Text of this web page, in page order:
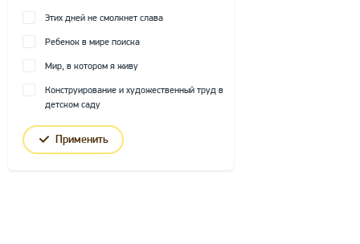
Этих дней не смолкнет слава
Ребенок в мире поиска
Мир, в котором я живу
Конструирование и художественный труд в
детском саду
Применить